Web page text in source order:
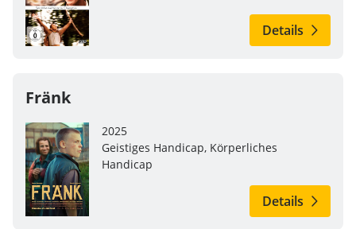
Details
Fränk
2025
Geistiges Handicap, Körperliches
Handicap
Details